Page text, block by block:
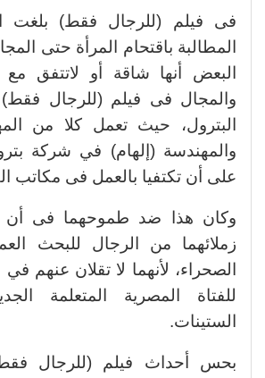
فى فيلم (للرجال فقط) بلغت
المطالبة باقتحام المرأة حتى
البعض أنها شاقة أو لاتتفق مع
والمجال فى فيلم (للرجال
البترول، حيث تعمل كلا من
والمهندسة (إلهام) في شركة
على أن تكتفيا بالعمل فى مكاتب
وكان هذا ضد طموحهما فى أن
زملائهما من الرجال للبحث
الصحراء، لأنهما لا تقلان عنهم
للفتاة المصرية المتعلمة
الستينات.
بحس أحداث فيلم (للرجال